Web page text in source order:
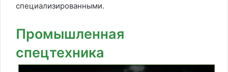
специализированными.
Промышленная
спецтехника